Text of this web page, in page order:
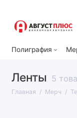
Полиграфия
Ленты 5
Главная Мерч